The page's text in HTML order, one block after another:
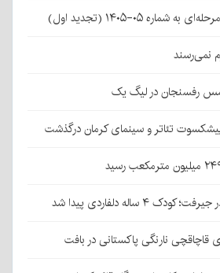
۰۵-۱۴۰۵ (تجدید اول)
نمی‌رسند
رفسنجان در لیگ یک
تئاتر و سینمای کرمان درگذشت
ساله دلفاردی پیدا شد